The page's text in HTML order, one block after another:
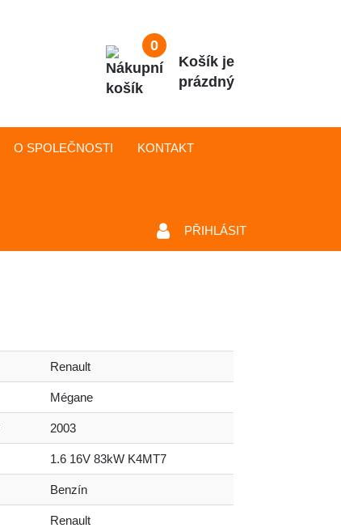
O SPOLEČNOSTI KONTAKT
PŘIHLÁSIT
0
Košík je
prázdný
Renault
Mégane
2003
1.6 16V 83kW K4MT7
Benzín
Renault